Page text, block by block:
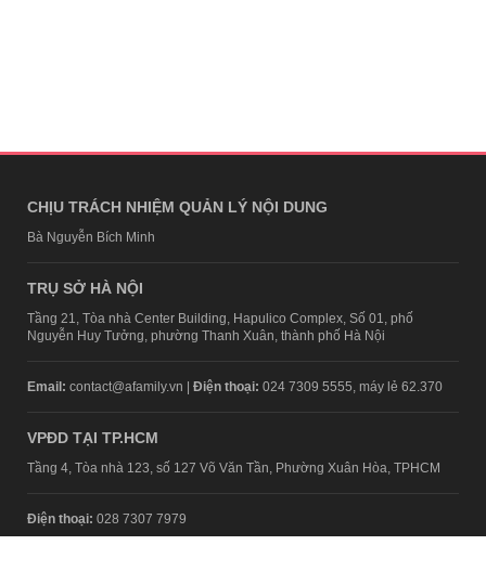
CHỊU TRÁCH NHIỆM QUẢN LÝ NỘI DUNG
Bà Nguyễn Bích Minh
TRỤ SỞ HÀ NỘI
Tầng 21, Tòa nhà Center Building, Hapulico Complex, Số 01, phố
Nguyễn Huy Tưởng, phường Thanh Xuân, thành phố Hà Nội
Email: contact@afamily.vn | Điện thoại: 024 7309 5555, máy lẻ 62.370
VPĐD TẠI TP.HCM
Tầng 4, Tòa nhà 123, số 127 Võ Văn Tần, Phường Xuân Hòa, TPHCM
Điện thoại: 028 7307 7979